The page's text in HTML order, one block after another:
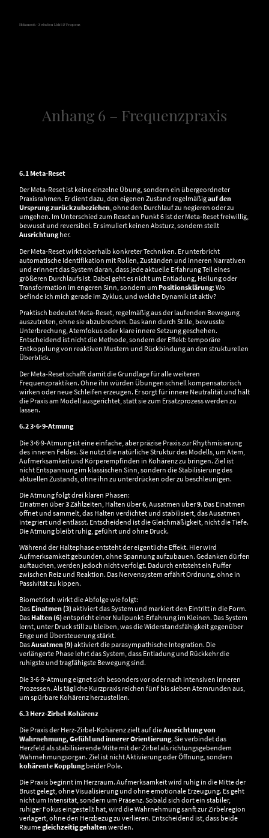
Hokamook - Zwischen Licht & Frequenz
Anhang 6 – Frequenzpraxis
6.1 Meta-Reset
Der Meta-Reset ist keine einzelne Übung, sondern ein übergeordneter
Praxisrahmen. Er dient dazu, den eigenen Zustand regelmäßigauf den
Ursprung zurückzubeziehen, ohne den Durchlauf zu negieren oder zu
umgehen. Im Unterschied zum Reset an Punkt 6 ist der Meta-Reset freiwillig,
bewusst und reversibel. Er simuliert keinen Absturz, sondern stellt
Ausrichtungher.
Der Meta-Reset wirkt oberhalb konkreter Techniken. Er unterbricht
automatische Identifikation mit Rollen, Zuständen und inneren Narrativen
und erinnert das System daran, dass jede aktuelle Erfahrung Teil eines
größeren Durchlaufs ist. Dabei geht es nicht um Entladung, Heilung oder
Transformation im engeren Sinn, sondern um Positionsklärung: Wo
befinde ich mich gerade im Zyklus, und welche Dynamik ist aktiv?
Praktisch bedeutet Meta-Reset, regelmäßig aus der laufenden Bewegung
auszutreten, ohne sie abzubrechen. Das kann durch Stille, bewusste
Unterbrechung, Atemfokus oder klare innere Setzung geschehen.
Entscheidend ist nicht die Methode, sondern der Effekt: temporäre
Entkopplung von reaktiven Mustern und Rückbindung an den strukturellen
Überblick.
Der Meta-Reset schafft damit die Grundlage für alle weiteren
Frequenzpraktiken. Ohne ihn würden Übungen schnell kompensatorisch
wirken oder neue Schleifen erzeugen. Er sorgt für innere Neutralität und hält
die Praxis am Modell ausgerichtet, statt sie zum Ersatzprozess werden zu
lassen.
6.2 3·6·9-Atmung
Die 3·6·9-Atmung ist eine einfache, aber präzise Praxis zur Rhythmisierung
des inneren Feldes. Sie nutzt die natürliche Struktur des Modells, um Atem,
Aufmerksamkeit und Körperempfinden in Kohärenz zu bringen. Ziel ist
nicht Entspannung im klassischen Sinn, sondern die Stabilisierung des
aktuellen Zustands, ohne ihn zu unterdrücken oder zu beschleunigen.
Die Atmung folgt drei klaren Phasen:
Einatmen über3Zählzeiten, Halten über6 , Ausatmen über9. Das Einatmen
öffnet und sammelt, das Halten verdichtet und stabilisiert, das Ausatmen
integriert und entlässt. Entscheidend ist die Gleichmäßigkeit, nicht die Tiefe.
Die Atmung bleibt ruhig, geführt und ohne Druck.
Während der Haltephase entsteht der eigentliche Effekt. Hier wird
Aufmerksamkeit gebunden, ohne Spannung aufzubauen. Gedanken dürfen
auftauchen, werden jedoch nicht verfolgt. Dadurch entsteht ein Puffer
zwischen Reiz und Reaktion. Das Nervensystem erfährt Ordnung, ohne in
Passivität zu kippen.
Biometrisch wirkt die Abfolge wie folgt:
Das Einatmen (3)aktiviert das System und markiert den Eintritt in die Form.
Das Halten (6)entspricht einer Nullpunkt-Erfahrung im Kleinen. Das System
lernt, unter Druck still zu bleiben, was die Widerstandsfähigkeit gegenüber
Enge und Übersteuerung stärkt.
DasAusatmen (9)aktiviert die parasympathische Integration. Die
verlängerte Phase lehrt das System, dass Entladung und Rückkehr die
ruhigste und tragfähigste Bewegung sind.
Die 3·6·9-Atmung eignet sich besonders vor oder nach intensiven inneren
Prozessen. Als tägliche Kurzpraxis reichen fünf bis sieben Atemrunden aus,
um spürbare Kohärenz herzustellen.
6.3 Herz-Zirbel-Kohärenz
Die Praxis der Herz-Zirbel-Kohärenz zielt auf dieAusrichtung von
Wahrnehmung, Gefühl und innerer Orientierung. Sie verbindet das
Herzfeld als stabilisierende Mitte mit der Zirbel als richtungsgebendem
Wahrnehmungsorgan. Ziel ist nicht Aktivierung oder Öffnung, sondern
kohärente Kopplungbeider Pole.
Die Praxis beginnt im Herzraum. Aufmerksamkeit wird ruhig in die Mitte der
Brust gelegt, ohne Visualisierung und ohne emotionale Erzeugung. Es geht
nicht um Intensität, sondern um Präsenz. Sobald sich dort ein stabiler,
ruhiger Fokus eingestellt hat, wird die Wahrnehmung sanft zur Zirbelregion
verlagert, ohne den Herzbezug zu verlieren. Entscheidend ist, dass beide
Räumegleichzeitig gehaltenwerden.